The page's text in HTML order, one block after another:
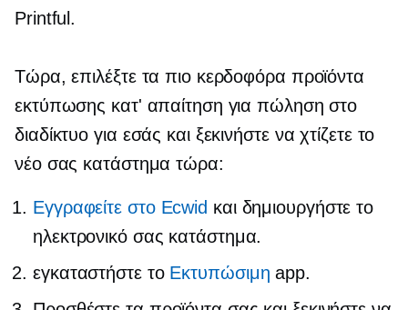
Printful.
Τώρα, επιλέξτε τα πιο κερδοφόρα προϊόντα
εκτύπωσης κατ' απαίτηση για πώληση στο
διαδίκτυο για εσάς και ξεκινήστε να χτίζετε το
νέο σας κατάστημα τώρα:
Εγγραφείτε στο Ecwid και δημιουργήστε το
ηλεκτρονικό σας κατάστημα.
εγκαταστήστε το Εκτυπώσιμη app.